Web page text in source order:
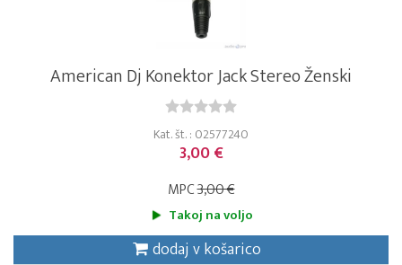
American Dj Konektor Jack Stereo Ženski
Kat. št. : 02577240
3,00 €
MPC3,00 €
Takoj na voljo
dodaj v košarico